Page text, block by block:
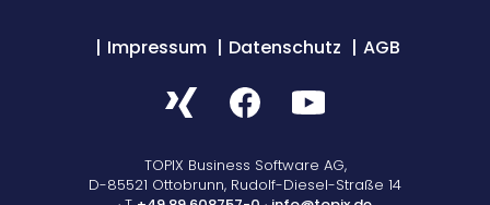
Impressum Datenschutz AGB
TOPIX Business Software AG,
D-85521 Ottobrunn, Rudolf-Diesel-Straße 14